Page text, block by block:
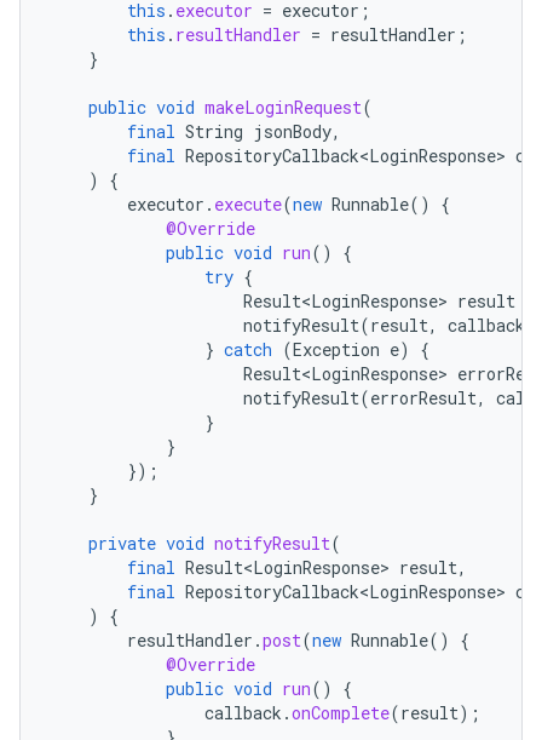
this . executor = executor ;
this . resultHandler = resultHandler ;
}
public void makeLoginRequest(
final String jsonBody,
final RepositoryCallback<LoginResponse>
)
{
executor . execute(new Runnable()
{
@Override
public void run()
{
try {
Result<LoginResponse> result
notifyResult(result, callback
} catch (Exception e)
{
Result<LoginResponse>
notifyResult(errorResult,
}
}
});
}
private void notifyResult(
final Result<LoginResponse> result,
final RepositoryCallback<LoginResponse>
)
{
resultHandler .post(new Runnable()
{
@Override
public void run()
{
callback .onComplete(result);